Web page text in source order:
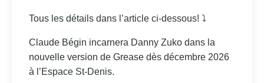
Tous les détails dans l’article ci-dessous! ⤵
Claude Bégin incarnera Danny Zuko dans la
nouvelle version de Grease dès décembre 2026
à l’Espace St-Denis.